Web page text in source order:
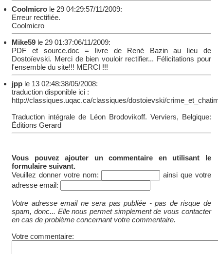
Coolmicro le 29 04:29:57/11/2009:
Erreur rectifiée.
Coolmicro
Mike59 le 29 01:37:06/11/2009:
PDF et source.doc = livre de René Bazin au lieu de
Dostoïevski. Merci de bien vouloir rectifier... Félicitations pour
l'ensemble du site!!! MERCI !!!
jpp le 13 02:48:38/05/2008:
traduction disponible ici :
http://classiques.uqac.ca/classiques/dostoievski/
Traduction intégrale de Léon Brodovikoff. Verviers, Belgique:
Éditions Gerard
Vous pouvez ajouter un commentaire en utilisant le
formulaire suivant.
Veuillez donner votre nom:
ainsi que votre
adresse email:
Votre adresse email ne sera pas publiée - pas de risque de
spam, donc... Elle nous permet simplement de vous contacter
en cas de problème concernant votre commentaire.
Votre commentaire: